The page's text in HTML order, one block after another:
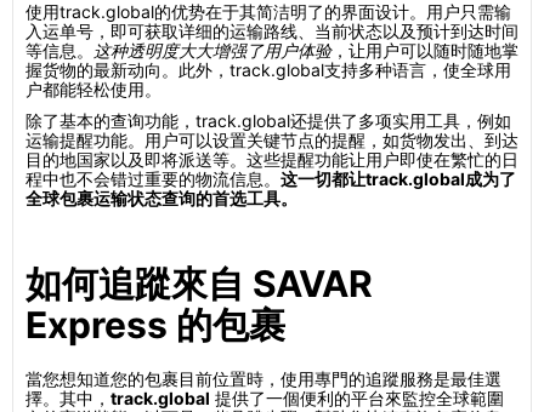
使用track.global的优势在于其简洁明了的界面设计。用户只需输
入运单号，即可获取详细的运输路线、当前状态以及预计到达时间
等信息。 这种透明度大大增强了用户体验，让用户可以随时随地掌
握货物的最新动向。此外，track.global支持多种语言，使全球用
户都能轻松使用。
除了基本的查询功能，track.global还提供了多项实用工具，例如
运输提醒功能。用户可以设置关键节点的提醒，如货物发出、到达
目的地国家以及即将派送等。这些提醒功能让用户即使在繁忙的日
程中也不会错过重要的物流信息。 这一切都让track.global成为了
全球包裹运输状态查询的首选工具。
如何追蹤來自 SAVAR
Express 的包裹
當您想知道您的包裹目前位置時，使用專門的追蹤服務是最佳選
擇。其中， track.global 提供了一個便利的平台來監控全球範圍